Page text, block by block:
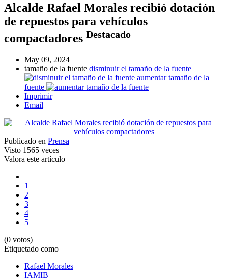
Alcalde Rafael Morales recibió dotación
de repuestos para vehículos
compactadores Destacado
May 09, 2024
tamaño de la fuente disminuir el tamaño de la fuente
aumentar tamaño de la
fuente
Imprimir
Email
Publicado en Prensa
Visto 1565 veces
Valora este artículo
1
2
3
4
5
(0 votos)
Etiquetado como
Rafael Morales
IAMIB